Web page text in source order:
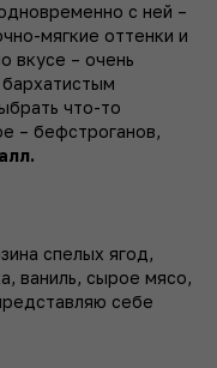
с ней –
мягкие оттенки и
вкусе – очень
что-то
– бефстроганов,
спелых ягод,
ваниль, сырое мясо,
себе